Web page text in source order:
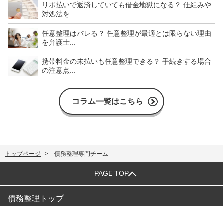
リボ払いで返済していても借金地獄になる？ 仕組みや
対処法を...
任意整理はバレる？ 任意整理が最適とは限らない理由
を弁護士...
携帯料金の未払いも任意整理できる？ 手続きする場合
の注意点...
コラム一覧はこちら
トップページ 債務整理専門チーム
PAGE TOP
債務整理トップ